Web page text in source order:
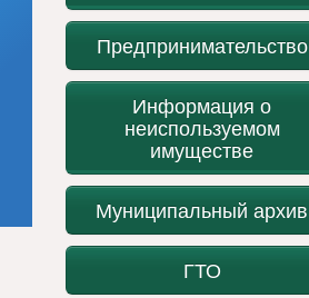
Предпринимательство
Информация о
неиспользуемом
имуществе
Муниципальный архив
ГТО